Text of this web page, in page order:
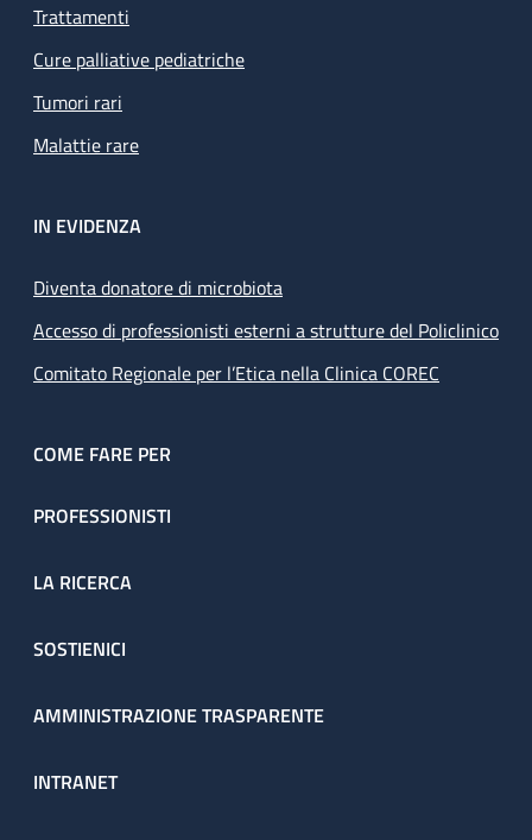
Trattamenti
Cure palliative pediatriche
Tumori rari
Malattie rare
IN EVIDENZA
Diventa donatore di microbiota
Accesso di professionisti esterni a strutture del Policlinico
Comitato Regionale per l’Etica nella Clinica COREC
COME FARE PER
PROFESSIONISTI
LA RICERCA
SOSTIENICI
AMMINISTRAZIONE TRASPARENTE
INTRANET